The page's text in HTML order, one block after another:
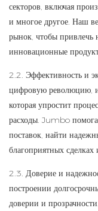
секторов, включая
и многое другое. Наш
рынок, чтобы привлечь
инновационные
2.2. Эффективность и
цифровую революцию,
которая упростит
расходы. Jumbo
поставок, найти
благоприятных
2.3. Доверие и
построении
доверии и